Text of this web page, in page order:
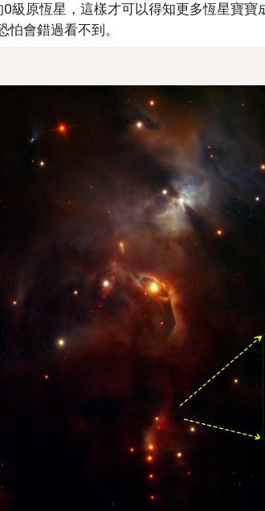
級原恆星，這樣才可以得知更多恆星寶
怕會錯過看不到。